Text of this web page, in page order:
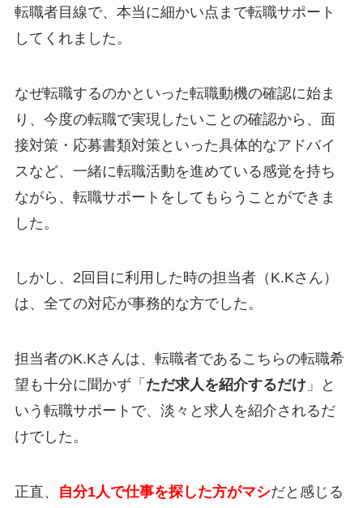
転職者目線で、本当に細かい点まで転職サポート
してくれました。
なぜ転職するのかといった転職動機の確認に始ま
り、今度の転職で実現したいことの確認から、面
接対策・応募書類対策といった具体的なアドバイ
スなど、 一緒に転職活動を進めている感覚を持ち
ながら、転職サポートをしてもらうことができま
した。
しかし、2回目に利用した時の担当者（K.Kさん）
は、 全ての対応が事務的な方でした。
担当者のK.Kさんは、転職者であるこちらの転職希
望も十分に聞かず「 ただ求人を紹介するだけ」と
いう転職サポートで、淡々と求人を紹介されるだ
けでした。
正直、 自分1人で仕事を探した方がマシだと感じる